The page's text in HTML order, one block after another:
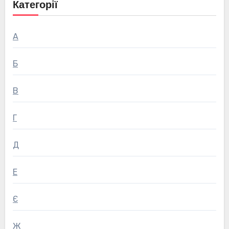
Категорії
А
Б
В
Г
Д
Е
Є
Ж